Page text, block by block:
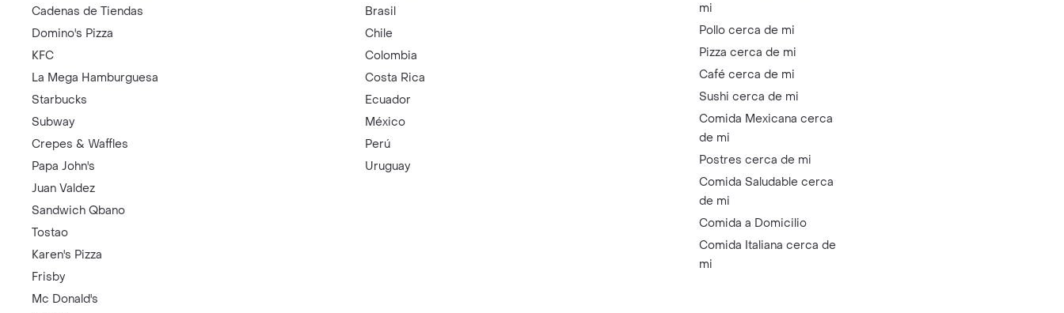
Cadenas de Tiendas
Domino's Pizza
KFC
La Mega Hamburguesa
Starbucks
Subway
Crepes & Waffles
Papa John's
Juan Valdez
Sandwich Qbano
Tostao
Karen's Pizza
Frisby
Mc Donald's
Brasil
Chile
Colombia
Costa Rica
Ecuador
México
Perú
Uruguay
mi
Pollo cerca de mi
Pizza cerca de mi
Café cerca de mi
Sushi cerca de mi
Comida Mexicana cerca
de mi
Postres cerca de mi
Comida Saludable cerca
de mi
Comida a Domicilio
Comida Italiana cerca de
mi